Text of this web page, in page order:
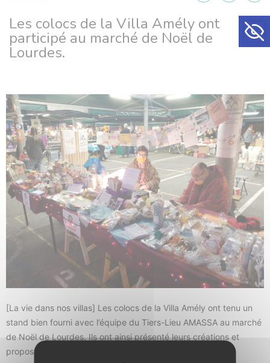
Ouvrir
Les colocs de la Villa Amély ont
participé au marché de Noël de
Lourdes.
[La vie dans nos villas] Les colocs de la Villa Amély ont tenu un
stand bien fourni avec l’équipe du Tiers-Lieu AMASSA au marché
de Noël de Lourdes. Ils ont ainsi présenté leurs créations et
proposé une vente de gâteaux et infusions de Noël.